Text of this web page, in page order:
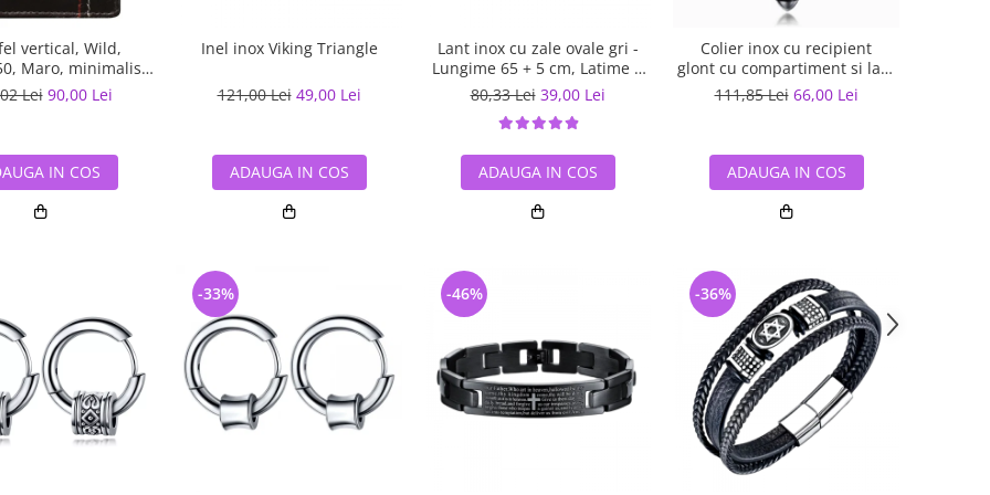
vertical, Wild,
Maro, minimalist,
naturala
Lei 90,00 Lei
IN COS
Inel inox Viking Triangle
121,00 Lei 49,00 Lei
ADAUGA IN COS
Lant inox cu zale ovale gri -
Lungime 65 + 5 cm, Latime 4
mm
80,33 Lei 39,00 Lei
ADAUGA IN COS
Colier inox cu recipient
glont cu compartiment si lant
3 x 55 cm
111,85 Lei 66,00 Lei
ADAUGA IN COS
-33% -46% -36%